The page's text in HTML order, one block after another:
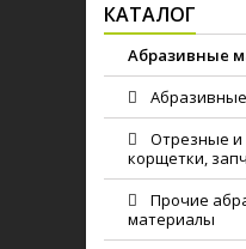
КАТАЛОГ
Абразивные
Абразивные
Отрезные и
корщетки,
Прочие
материалы